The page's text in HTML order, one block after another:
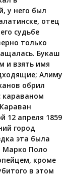
у него был
отец
судьбе
только
Букаш
и взять имя
Алиму
обрил
караваном
12 апреля 1859
город
эта была
Марко Поло
кроме
в этом